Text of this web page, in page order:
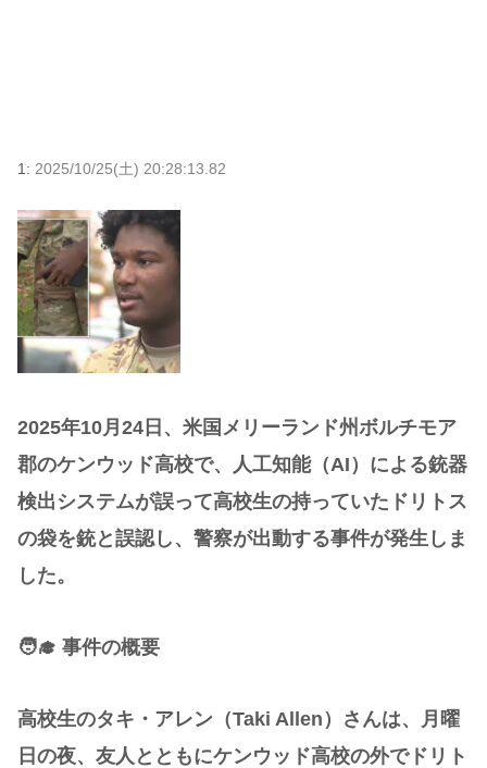
1: 2025/10/25(土) 20:28:13.82
2025年10月24日、米国メリーランド州ボルチモア
郡のケンウッド高校で、人工知能（AI）による銃器
検出システムが誤って高校生の持っていたドリトス
の袋を銃と誤認し、警察が出動する事件が発生しま
した。
🧑‍🎓 事件の概要
高校生のタキ・アレン（Taki Allen）さんは、月曜
日の夜、友人とともにケンウッド高校の外でドリト